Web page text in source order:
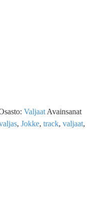
Valjaat Avainsanat
, Jokke, track, valjaat,